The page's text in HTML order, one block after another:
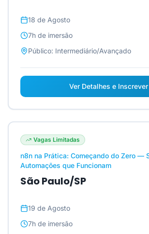
18 de Agosto
7h de imersão
Público: Intermediário/Avançado
Ver Detalhes e Inscrever
Vagas Limitadas
n8n na Prática: Começando do Zero —
Automações que Funcionam
São Paulo/SP
19 de Agosto
7h de imersão